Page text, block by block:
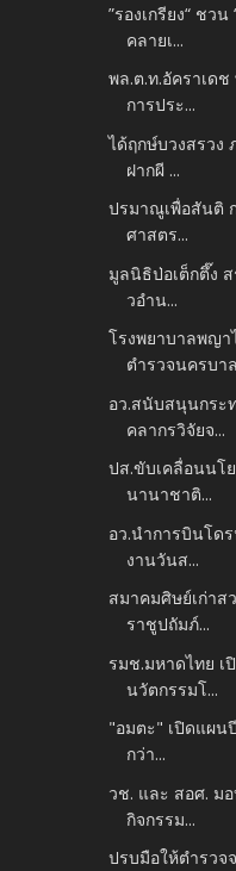
”รองเกรียง“ ชว
คลายเ...
พล.ต.ท.อัคราเด
การประ...
ได้ฤกษ์บวงสรวง
ฝากผี ...
ปรมาณูเพื่อสันติ
ศาสตร...
มูลนิธิป่อเต็กตึ๊ง
วอำน...
โรงพยาบาลพญา
ตำรวจนครบา
อว.สนับสนุนกระ
คลากรวิจัยจ...
ปส.ขับเคลื่อนนโ
นานาชาติ...
อว.นำการบินโด
งานวันส...
สมาคมศิษย์เก่าส
ราชูปถัมภ์...
รมช.มหาดไทย เ
นวัตกรรมโ...
"อมตะ" เปิดแผน
กว่า...
วช. และ สอศ. ม
กิจกรรม...
ปรบมือให้ตำรวจ